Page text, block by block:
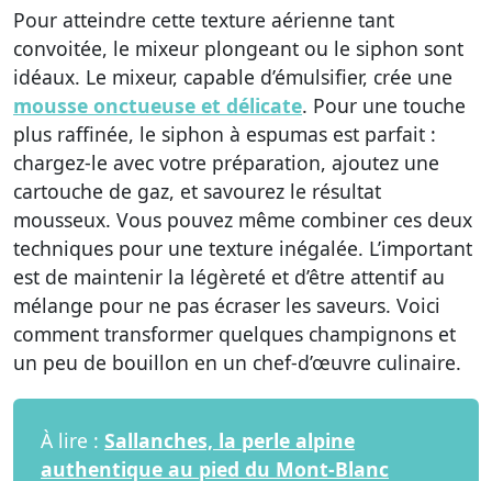
Pour atteindre cette texture aérienne tant
convoitée, le mixeur plongeant ou le siphon sont
idéaux. Le mixeur, capable d’émulsifier, crée une
mousse onctueuse et délicate. Pour une touche
plus raffinée, le siphon à espumas est parfait :
chargez-le avec votre préparation, ajoutez une
cartouche de gaz, et savourez le résultat
mousseux. Vous pouvez même combiner ces deux
techniques pour une texture inégalée. L’important
est de maintenir la légèreté et d’être attentif au
mélange pour ne pas écraser les saveurs. Voici
comment transformer quelques champignons et
un peu de bouillon en un chef-d’œuvre culinaire.
À lire : Sallanches, la perle alpine
authentique au pied du Mont-Blanc